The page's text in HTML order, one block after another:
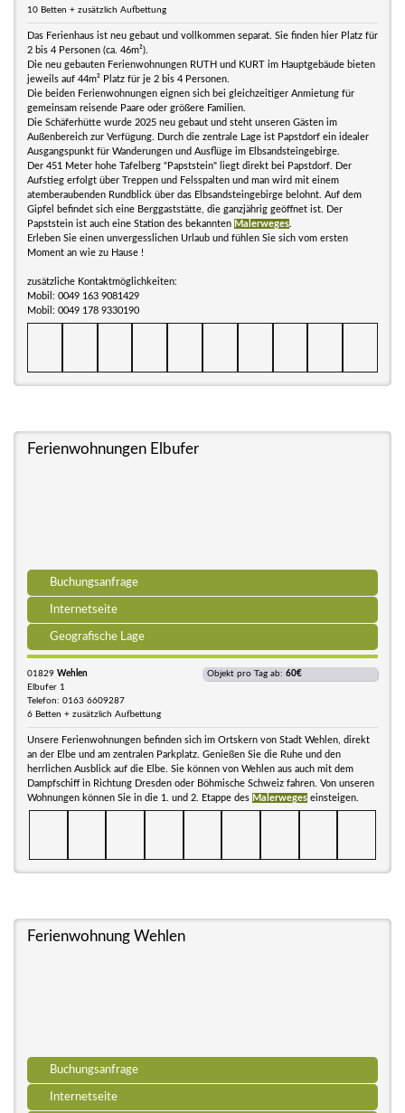
10 Betten + zusätzlich Aufbettung
Das Ferienhaus ist neu gebaut und vollkommen separat. Sie finden hier Platz für
2 bis 4 Personen (ca. 46m²).
Die neu gebauten Ferienwohnungen RUTH und KURT im Hauptgebäude bieten
jeweils auf 44m² Platz für je 2 bis 4 Personen.
Die beiden Ferienwohnungen eignen sich bei gleichzeitiger Anmietung für
gemeinsam reisende Paare oder größere Familien.
Die Schäferhütte wurde 2025 neu gebaut und steht unseren Gästen im
Außenbereich zur Verfügung. Durch die zentrale Lage ist Papstdorf ein idealer
Ausgangspunkt für Wanderungen und Ausflüge im Elbsandsteingebirge.
Der 451 Meter hohe Tafelberg "Papststein" liegt direkt bei Papstdorf. Der
Aufstieg erfolgt über Treppen und Felsspalten und man wird mit einem
atemberaubenden Rundblick über das Elbsandsteingebirge belohnt. Auf dem
Gipfel befindet sich eine Berggaststätte, die ganzjährig geöffnet ist. Der
Papststein ist auch eine Station des bekannten Malerweges
Erleben Sie einen unvergesslichen Urlaub und fühlen Sie sich vom ersten
Moment an wie zu Hause !
zusätzliche Kontaktmöglichkeiten:
Mobil: 0049 163 9081429
Mobil: 0049 178 9330190
Ferienwohnungen Elbufer
Buchungsanfrage
Internetseite
Geografische Lage
01829 Wehlen
Elbufer 1
Telefon: 0163 6609287
6 Betten + zusätzlich Aufbettung
Objekt pro Tag ab: 60€
Unsere Ferienwohnungen befinden sich im Ortskern von Stadt Wehlen, direkt
an der Elbe und am zentralen Parkplatz. Genießen Sie die Ruhe und den
herrlichen Ausblick auf die Elbe. Sie können von Wehlen aus auch mit dem
Dampfschiff in Richtung Dresden oder Böhmische Schweiz fahren. Von unseren
Wohnungen können Sie in die 1. und 2. Etappe des Malerweges einsteigen.
Ferienwohnung Wehlen
Buchungsanfrage
Internetseite